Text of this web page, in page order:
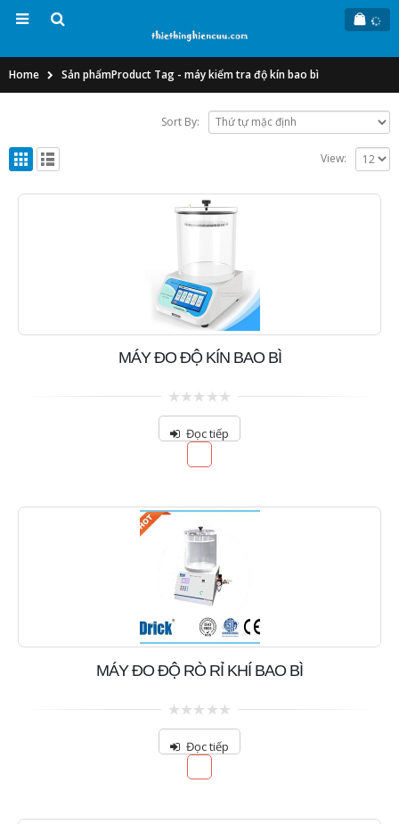
Home Sản phẩmProduct Tag - máy kiểm tra độ kín bao bì
Sort By:
View:
MÁY ĐO ĐỘ KÍN BAO BÌ
0
of
Đọc tiếp
MÁY ĐO ĐỘ RÒ RỈ KHÍ BAO BÌ
0
of
Đọc tiếp